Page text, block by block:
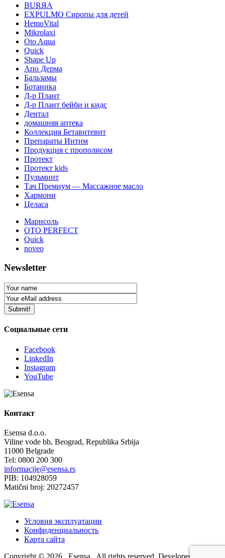
BURЯA
EXPULMO Сиропы для детей
HemoVital
Mikrolaxi
Oto Aqua
Quick
Shape Up
Апо Дерма
Бальзамы
Ботаника
Д-р Плант
Д-р Плант бейби и кидс
Дентал
домашняя аптека
Коллекция Бетавитевит
Препараты Интим
Продукция с прополисом
Протект
Протект kids
Пульминт
Тач Премиум — Массажное масло
Хармони
Целаса
Марисоль
OTO PERFECT
Quick
noveo
Newsletter
Социальные сети
Facebook
LinkedIn
Instagram
YouTube
Контакт
Esensa d.o.o.
Viline vode bb, Beograd, Republika Srbija
11000 Belgrade
Tel: 0800 200 300
informacije@esensa.rs
PIB: 104928059
Matični broj: 20272457
Условия эксплуатации
Конфиденциальность
Карта сайта
Copyright © 2026 , Esensa . All rights reserved. Developed by